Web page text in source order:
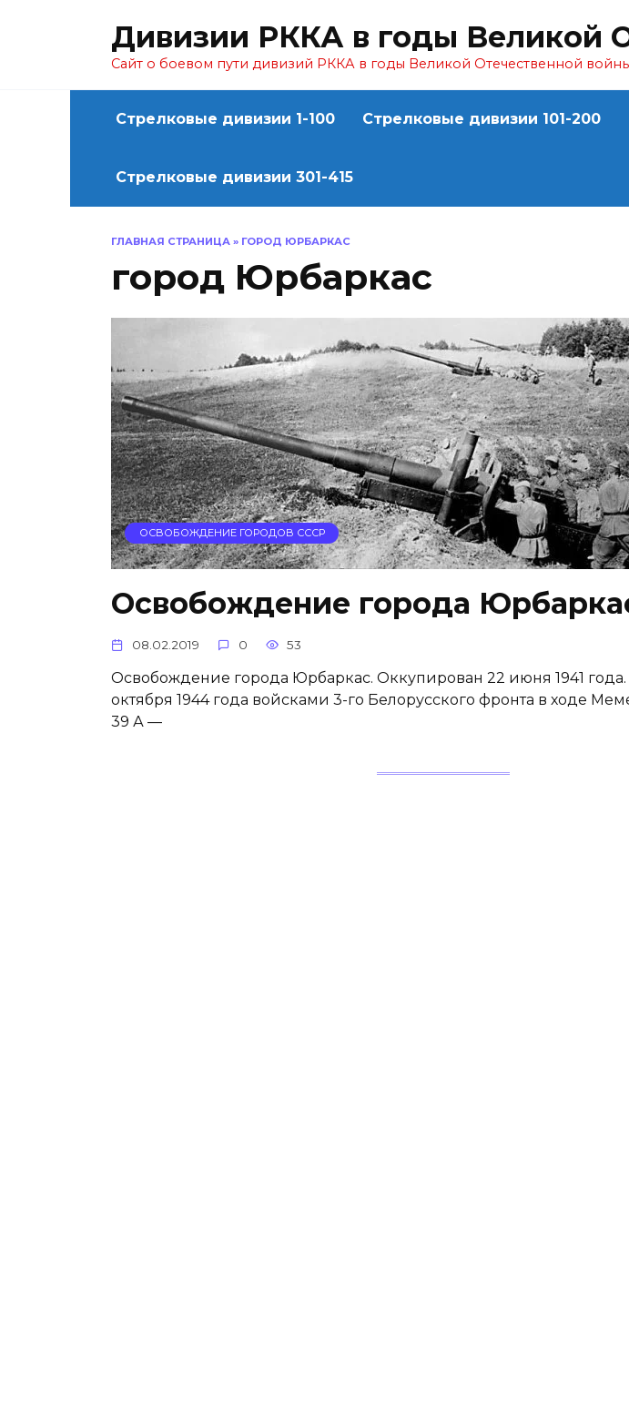
Дивизии РККА в годы Великой
Сайт о боевом пути дивизий РККА в годы Великой Отечественной
Стрелковые дивизии 1-100 Стрелковые дивизии 101-200
Стрелковые дивизии 301-415
ГЛАВНАЯ СТРАНИЦА » ГОРОД ЮРБАРКАС
город Юрбаркас
ОСВОБОЖДЕНИЕ ГОРОДОВ СССР
Освобождение города
08.02.2019 0 53
Освобождение города Юрбаркас. Оккупирован 22 июня 1941
октября 1944 года войсками 3-го Белорусского фронта в ходе
39 А —